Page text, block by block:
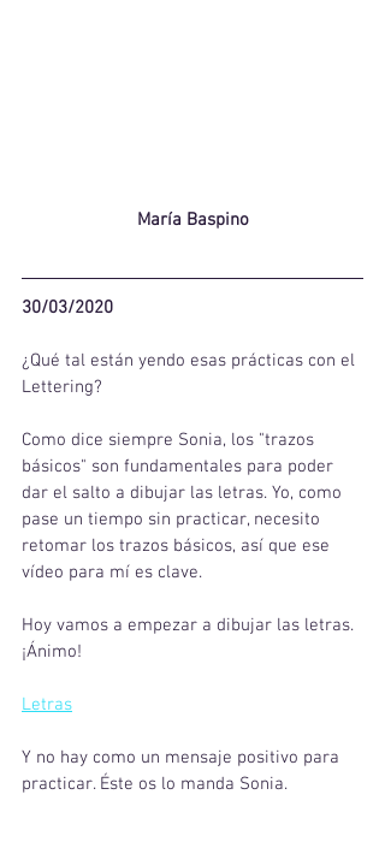
María Baspino
30/03/2020
¿Qué tal están yendo esas prácticas con el
Lettering?
Como dice siempre Sonia, los "trazos
básicos" son fundamentales para poder
dar el salto a dibujar las letras. Yo, como
pase un tiempo sin practicar, necesito
retomar los trazos básicos, así que ese
vídeo para mí es clave.
Hoy vamos a empezar a dibujar las letras.
¡Ánimo!
Letras
Y no hay como un mensaje positivo para
practicar. Éste os lo manda Sonia.